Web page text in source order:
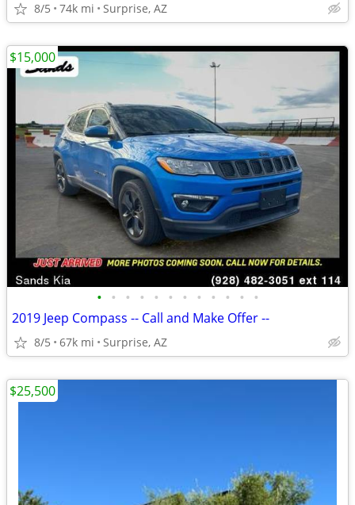
8/5 74k mi Surprise, AZ
• • • • • • • • • • • •
2019 Jeep Compass -- Call and Make Offer --
8/5 67k mi Surprise, AZ
$15,000
$25,500